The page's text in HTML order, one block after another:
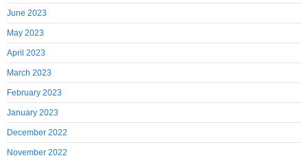
June 2023
May 2023
April 2023
March 2023
February 2023
January 2023
December 2022
November 2022